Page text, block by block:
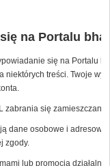
na Portalu
się na Portalu
niektórych treści. Twoje
zabrania się
dane osobowe i
zgody.
lub promocją